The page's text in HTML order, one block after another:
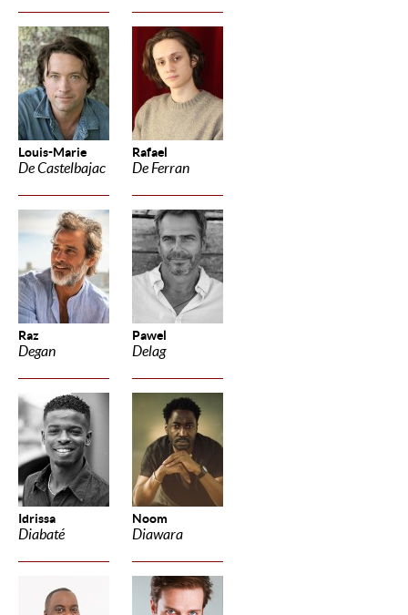
Louis-Marie
De Castelbajac
Rafael
De Ferran
Raz
Degan
Pawel
Delag
Idrissa
Diabaté
Noom
Diawara